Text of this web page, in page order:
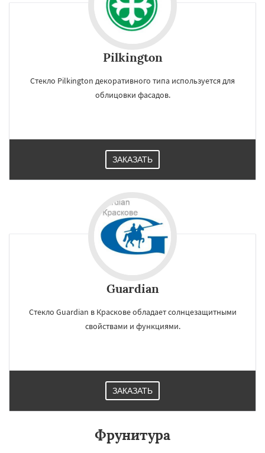
Pilkington
Стекло Pilkington декоративного типа используется для
облицовки фасадов.
ЗАКАЗАТЬ
Guardian
Стекло Guardian в Краскове обладает солнцезащитными
свойствами и функциями.
ЗАКАЗАТЬ
Фрунитура